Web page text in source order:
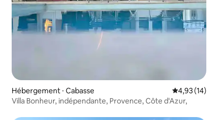
Hébergement ⋅ Cabasse Évaluation
4,93 (14)
Villa Bonheur, indépendante, Provence, Côte d'Azur,